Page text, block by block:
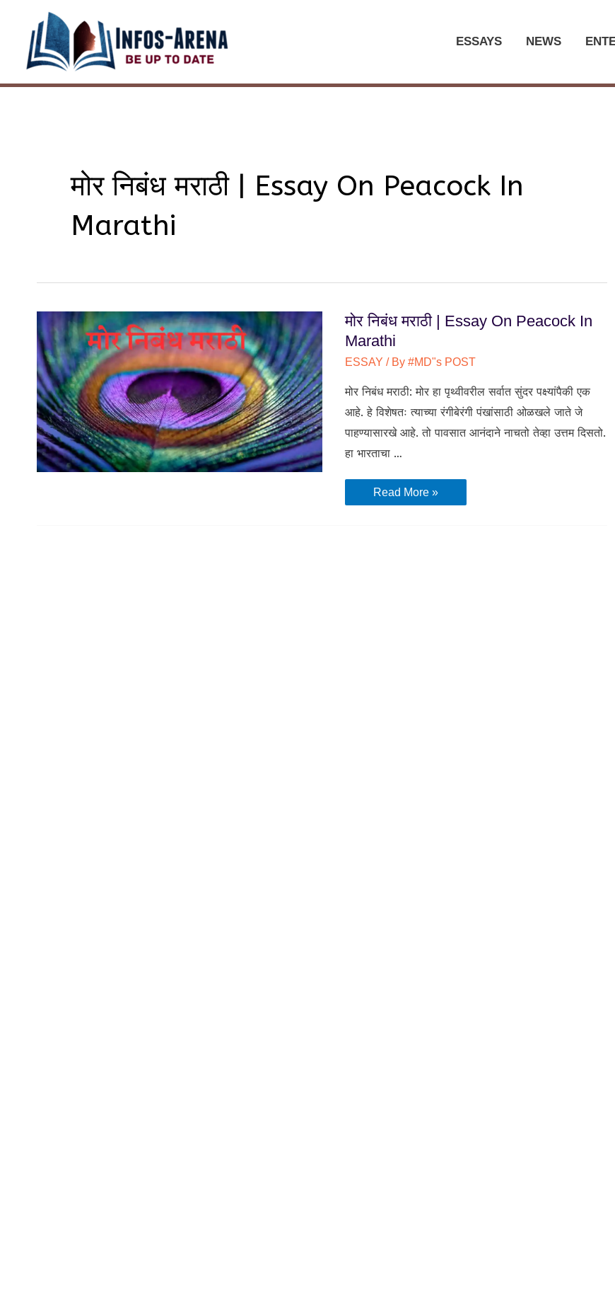
content
ESSAYS NEWS
मोर निबंध मराठी | Essay On Peacock In
Marathi
मोर निबंध मराठी | Essay On Peacock In
Marathi
ESSAY / By #MD"s POST
मोर निबंध मराठी: मोर हा पृथ्वीवरील सर्वात सुंदर पक्ष्यांपैकी एक
आहे. हे विशेषतः त्याच्या रंगीबेरंगी पंखांसाठी ओळखले जाते जे
पाहण्यासारखे आहे. तो पावसात आनंदाने नाचतो तेव्हा उत्तम दिसतो.
हा भारताचा …
मोर
Read More »